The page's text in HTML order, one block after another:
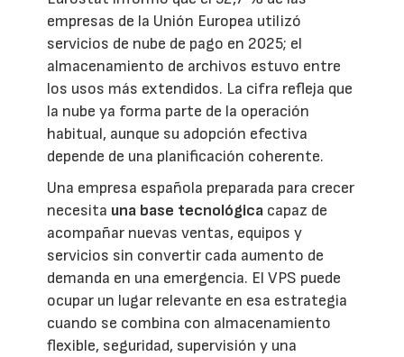
empresas de la Unión Europea utilizó
servicios de nube de pago en 2025; el
almacenamiento de archivos estuvo entre
los usos más extendidos. La cifra refleja que
la nube ya forma parte de la operación
habitual, aunque su adopción efectiva
depende de una planificación coherente.
Una empresa española preparada para crecer
necesita una base tecnológica capaz de
acompañar nuevas ventas, equipos y
servicios sin convertir cada aumento de
demanda en una emergencia. El VPS puede
ocupar un lugar relevante en esa estrategia
cuando se combina con almacenamiento
flexible, seguridad, supervisión y una